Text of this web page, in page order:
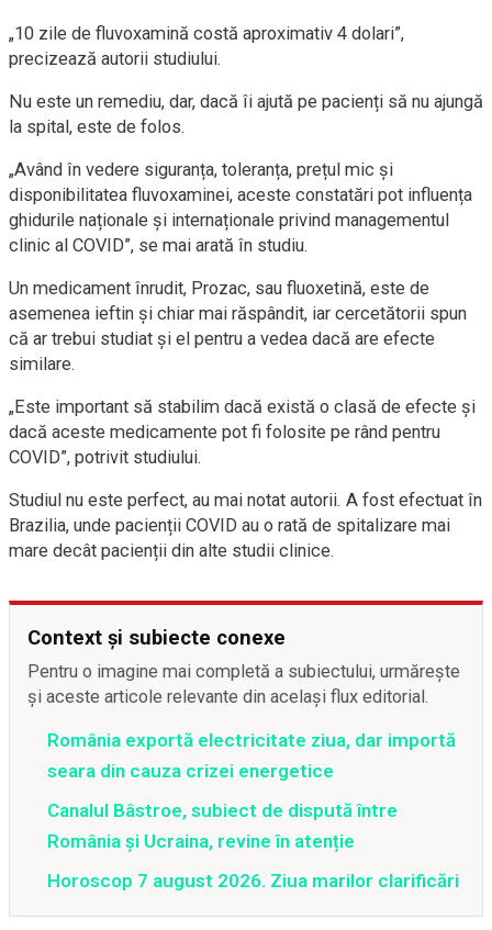
„10 zile de fluvoxamină costă aproximativ 4 dolari”,
precizează autorii studiului.
Nu este un remediu, dar, dacă îi ajută pe pacienți să nu ajungă
la spital, este de folos.
„Având în vedere siguranța, toleranța, prețul mic și
disponibilitatea fluvoxaminei, aceste constatări pot influența
ghidurile naționale și internaționale privind managementul
clinic al COVID”, se mai arată în studiu.
Un medicament înrudit, Prozac, sau fluoxetină, este de
asemenea ieftin și chiar mai răspândit, iar cercetătorii spun
că ar trebui studiat și el pentru a vedea dacă are efecte
similare.
„Este important să stabilim dacă există o clasă de efecte și
dacă aceste medicamente pot fi folosite pe rând pentru
COVID”, potrivit studiului.
Studiul nu este perfect, au mai notat autorii. A fost efectuat în
Brazilia, unde pacienții COVID au o rată de spitalizare mai
mare decât pacienții din alte studii clinice.
Context și subiecte conexe
Pentru o imagine mai completă a subiectului, urmărește
și aceste articole relevante din același flux editorial.
România exportă electricitate ziua, dar importă
seara din cauza crizei energetice
Canalul Bâstroe, subiect de dispută între
România și Ucraina, revine în atenție
Horoscop 7 august 2026. Ziua marilor clarificări